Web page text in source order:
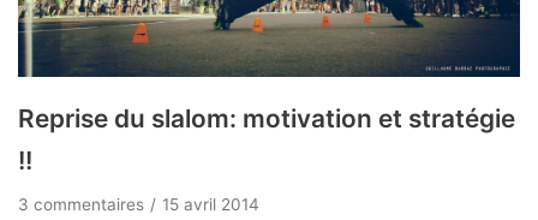
Reprise du slalom: motivation et stratégie
!!
3 commentaires 15 avril 2014